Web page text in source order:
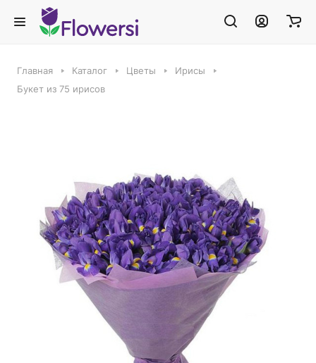
Главная Каталог Цветы
Ирисы
Букет из 75 ирисов